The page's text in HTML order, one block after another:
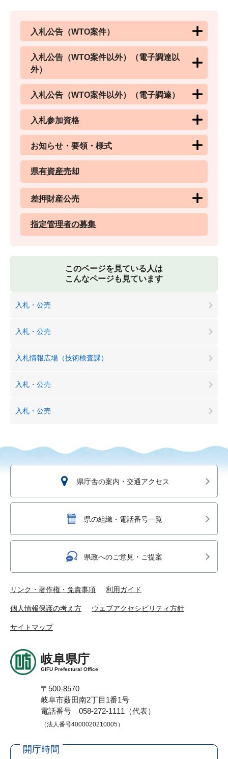
入札公告（WTO案件）
入札公告（WTO案件以外）（電子調達以
外）
入札公告（WTO案件以外）（電子調達）
入札参加資格
お知らせ・要領・様式
県有資産売却
差押財産公売
指定管理者の募集
このページを見ている人は
こんなページも見ています
入札・公売
入札・公売
入札情報広場（技術検査課）
入札・公売
入札・公売
県庁舎の案内・交通アクセス
県の組織・電話番号一覧
県政へのご意見・ご提案
リンク・著作権・免責事項 利用ガイド
個人情報保護の考え方 ウェブアクセシビリティ方針
サイトマップ
岐阜県庁
GIFU Prefectural Office
〒500-8570
岐阜市薮田南2丁目1番1号
電話番号 058-272-1111（代表）
（法人番号4000020210005）
開庁時間